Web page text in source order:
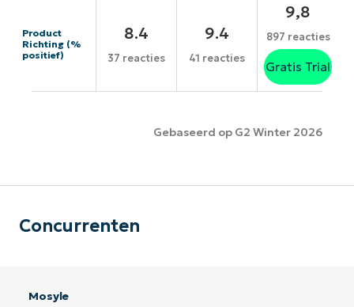
Product
Richting (%
positief)
8.4
37 reacties
9.4
41 reacties
9,8
897 reacties
Gratis Trial
Gebaseerd op G2 Winter 2026
Concurrenten
Mosyle